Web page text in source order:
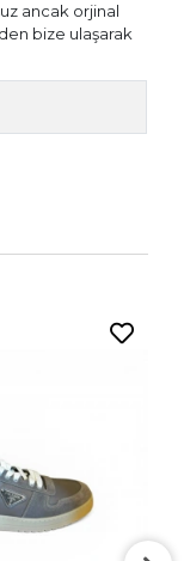
ancak orjinal
bize ulaşarak